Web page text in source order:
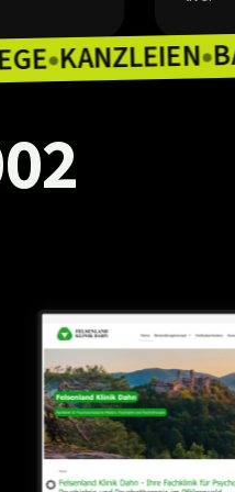
& PFLEGE●